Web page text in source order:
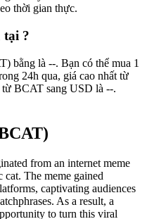
thời gian thực.
tại ?
bằng là --. Bạn có thể mua 1
24h qua, giá cao nhất từ
BCAT sang USD là --.
from an internet meme
cat. The meme gained
captivating audiences
As a result, a
to turn this viral